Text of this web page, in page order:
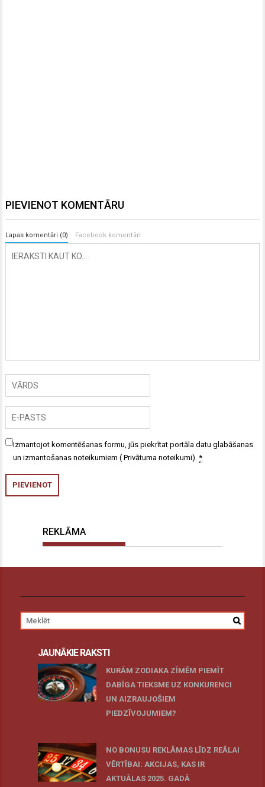
PIEVIENOT KOMENTĀRU
Lapas komentāri (0) Facebook komentāri
Izmantojot komentēšanas formu, jūs piekrītat portāla datu glabāšanas
un izmantošanas noteikumiem ( Privātuma noteikumi).*
REKLĀMA
JAUNĀKIE RAKSTI
KURĀM ZODIAKA ZĪMĒM PIEMĪT
DABĪGA TIEKSME UZ KONKURENCI
UN AIZRAUJOŠIEM
PIEDZĪVOJUMIEM?
NO BONUSU REKLĀMAS LĪDZ REĀLAI
VĒRTĪBAI: AKCIJAS, KAS IR
AKTUĀLAS 2025. GADĀ